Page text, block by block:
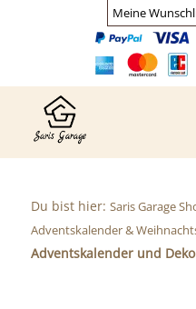
Meine
Du bist hier: Saris Garage
Adventskalender &
Adventskalender und